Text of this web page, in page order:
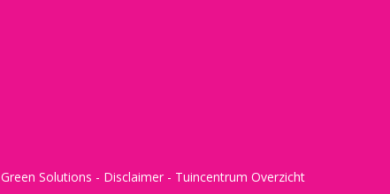
Green Solutions - Disclaimer- Tuincentrum Overzicht